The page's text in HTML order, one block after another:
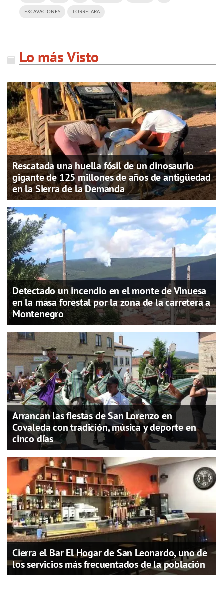
EXCAVACIONES TORRELARA
Lo más Visto
Rescatada una huella fósil de un dinosaurio
gigante de 125 millones de años de antigüedad
en la Sierra de la Demanda
Detectado un incendio en el monte de Vinuesa
en la masa forestal por la zona de la carretera a
Montenegro
Arrancan las fiestas de San Lorenzo en
Covaleda con tradición, música y deporte en
cinco días
Cierra el Bar El Hogar de San Leonardo, uno de
los servicios más frecuentados de la población